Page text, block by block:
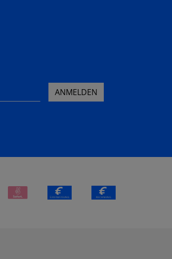
ANMELDEN